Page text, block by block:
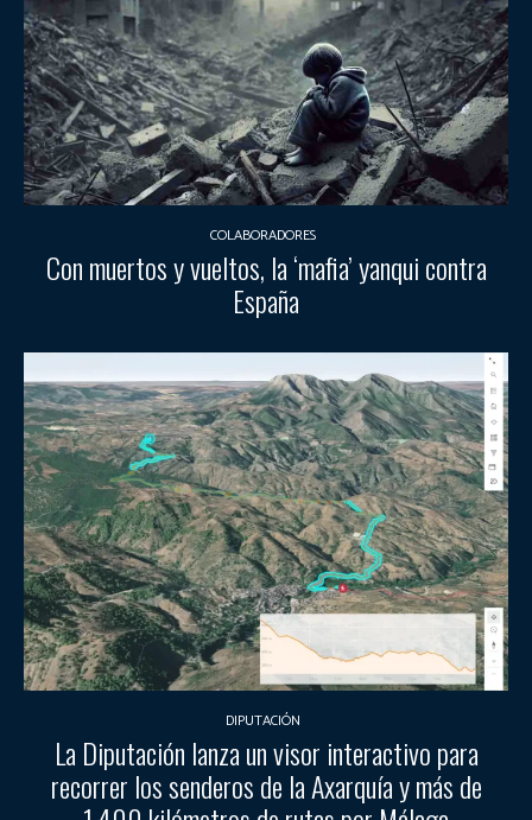
COLABORADORES
Con muertos y vueltos, la ‘mafia’ yanqui contra
España
DIPUTACIÓN
La Diputación lanza un visor interactivo para
recorrer los senderos de la Axarquía y más de